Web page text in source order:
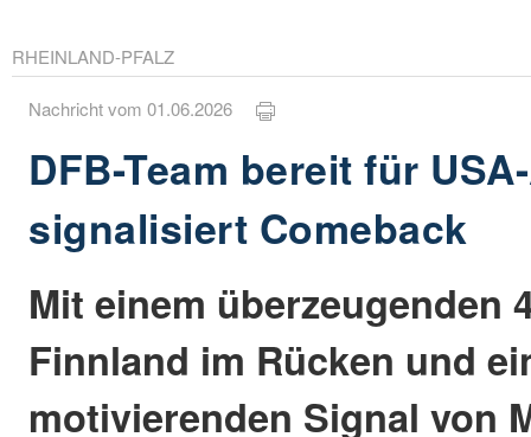
RHEINLAND-PFALZ
Nachricht vom 01.06.2026
DFB-Team bereit für
signalisiert Comeback
Mit einem überzeugenden
Finnland im Rücken und
motivierenden Signal von